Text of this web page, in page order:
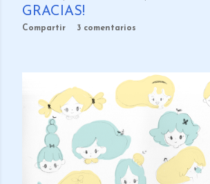
GRACIAS!
Compartir 3 comentarios